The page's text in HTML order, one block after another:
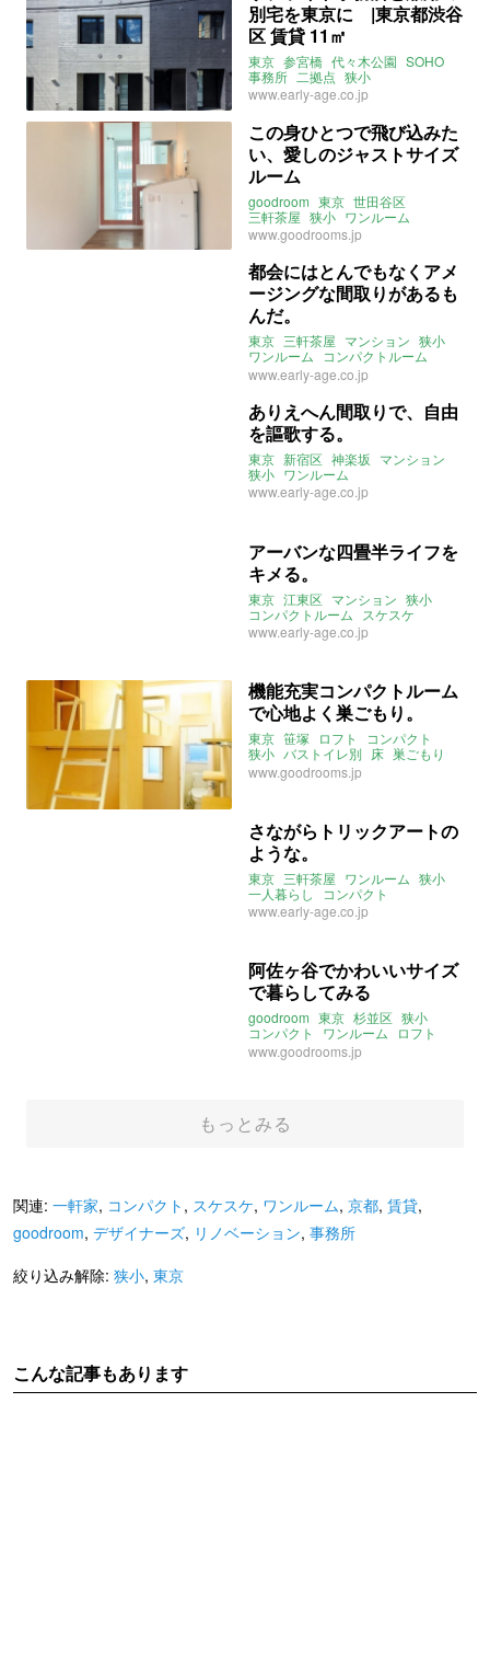
別宅を東京に |東京都渋谷
区 賃貸 11㎡
東京 参宮橋 代々木公園 SOHO
事務所 二拠点 狭小
www.early-age.co.jp
この身ひとつで飛び込みた
い、愛しのジャストサイズ
ルーム
goodroom 東京 世田谷区
三軒茶屋 狭小 ワンルーム
スケスケ
www.goodrooms.jp
都会にはとんでもなくアメ
ージングな間取りがあるも
んだ。
東京 三軒茶屋 マンション 狭小
ワンルーム
コンパクトルーム
クセが強い
スケスケ
2022年1月のおすすめ
www.early-age.co.jp
ありえへん間取りで、自由
を謳歌する。
東京 新宿区 神楽坂 マンション
狭小 ワンルーム
www.early-age.co.jp
アーバンな四畳半ライフを
キメる。
東京 江東区 マンション 狭小
コンパクトルーム
スケスケ
リバービュー
www.early-age.co.jp
機能充実コンパクトルーム
で心地よく巣ごもり。
東京 笹塚 ロフト
コンパクト
狭小 バストイレ別 床 巣ごもり
木の温もり 敷金礼金なし
デザイナーズリノベーション
www.goodrooms.jp
さながらトリックアートの
ような。
東京 三軒茶屋 ワンルーム 狭小
一人暮らし
コンパクト
www.early-age.co.jp
阿佐ヶ谷でかわいいサイズ
で暮らしてみる
goodroom 東京 杉並区 狭小
コンパクト
ワンルーム
ロフト
一人暮らし
www.goodrooms.jp
もっとみる
関連: 一軒家, コンパクト , スケスケ, ワンルーム, 京都, 賃貸,
goodroom, デザイナーズ, リノベーション, 事務所
絞り込み解除: 狭小, 東京
こんな記事もあります